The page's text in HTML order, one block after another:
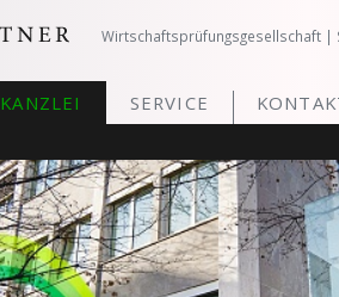
Wirtschaftsprüfungsgesellschaft |
KANZLEI SERVICE